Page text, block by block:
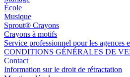
École
Musique
Sprout® Crayons
Crayons à motifs
Service professionnel pour les agences
CONDITIONS GÉNÉRALES DE
Contact
Information sur le droit de rétractation